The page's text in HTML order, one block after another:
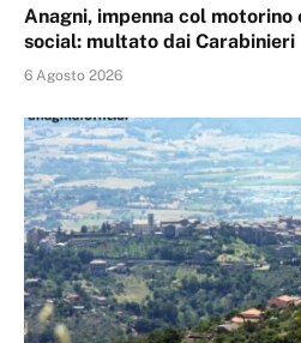
Anagni, impenna col
social: multato dai Carabinieri
6 Agosto 2026